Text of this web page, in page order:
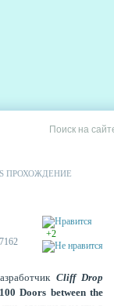
ПРОХОЖДЕНИЕ
+2
Cliff Drop
100 Doors between the